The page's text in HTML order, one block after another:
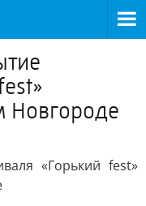
Новгороде
«Горький fest»